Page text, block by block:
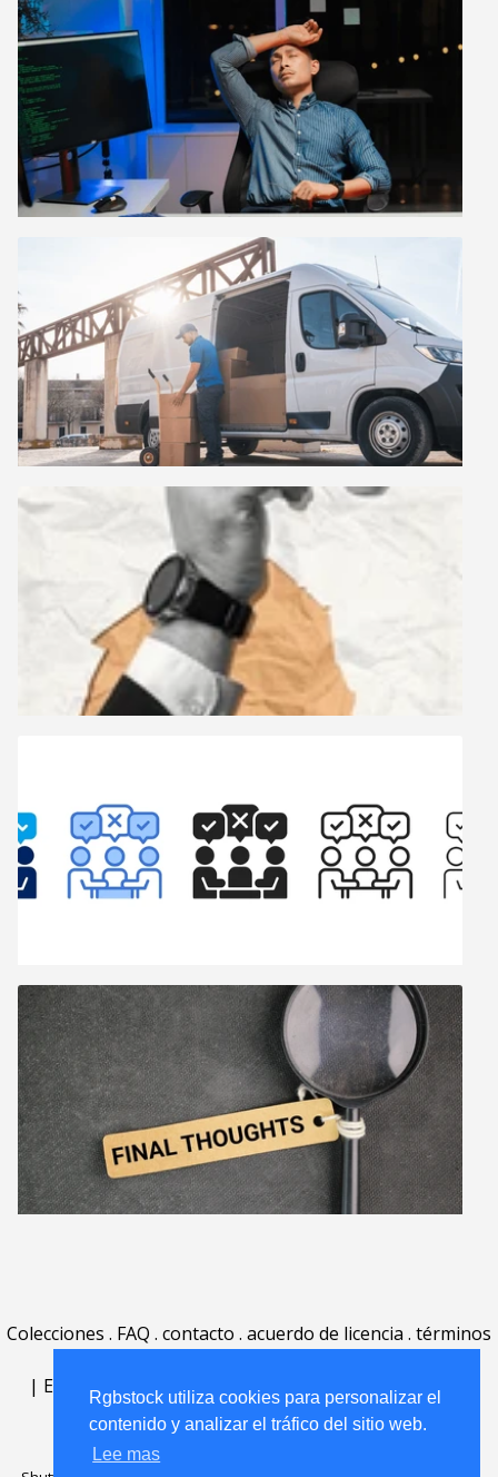
Rgbstock utiliza cookies para personalizar el
contenido y analizar el tráfico del sitio web.
Lee mas
Colecciones . FAQ . contacto . acuerdo de licencia . términos
| English | Deutsch| Español Português
Nederlands|